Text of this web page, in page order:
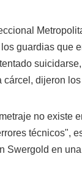
guardias que
cárcel, dijeron
no existe
técnicos",
Swergold en